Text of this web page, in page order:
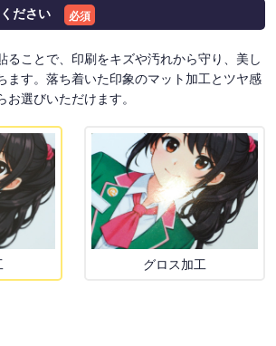
ださい 必須
ることで、印刷をキズや汚れから守り、美し
ます。落ち着いた印象のマット加工とツヤ感
選びいただけます。
グロス加工